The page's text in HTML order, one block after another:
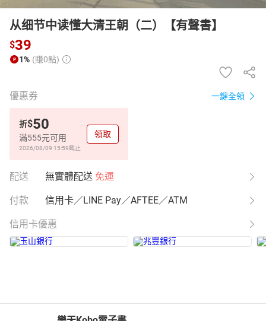
从细节中读懂大清王朝（二）【有聲書】
$39
1% (賺0點)
優惠券 一鍵全領
折$50
滿555元可用
2026/08/09 15:59截止
領取
配送 無實體配送 免運
付款 信用卡／LINE Pay／AFTEE／ATM
信用卡優惠